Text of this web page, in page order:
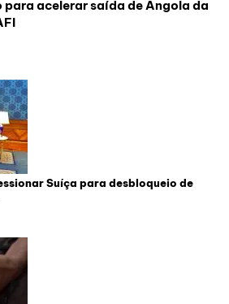
para acelerar saída de Angola da
Suíça para desbloqueio de